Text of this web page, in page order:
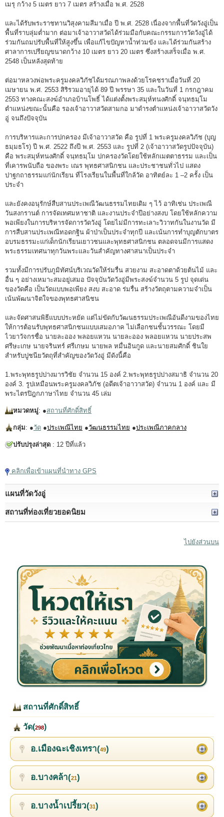
เมรุ กว้าง 5 เมตร ยาว 7 เมตร สร้างเมื่อ พ.ศ. 2528
และได้รับพระราชทานวิสุงคามสีมาเมื่อ ปี พ.ศ. 2528 เนื่องจากพื้นที่วัดวังอู่เป็น
พื้นที่ราบลุ่มต่ำมาก ต่อมาเจ้าอาวาสวัดได้ร่วมมือกับคณะกรรมการวัดวังอู่ได้
ร่วมกันถมปรับพื้นที่ให้สูงขึ้น เพื่อแก้ไขปัญหาน้ำท่วมขัง และได้ร่วมกันสร้าง
ศาลาการเปรียญขนาดกว้าง 10 เมตร ยาว 20 เมตร ซึ่งสร้างเสร็จเมื่อ พ.ศ.
2548 เป็นหลังสุดท้าย
ต่อมาหลวงพ่อพระครูมงคลวิภัชได้มรณภาพลงด้วยโรคชราเมื่อวันที่ 20
เมษายน พ.ศ. 2553 สิริรวมอายุได้ 89 ปี พรรษา 35 และในวันที่ 1 กรกฎาคม
2553 ทางคณะสงฆ์อำเภอบ้านโพธิ์ ได้แต่งตั้งพระสมุห์ทนงศักดิ์ จนฺทธมฺโม
ตำแหน่งขณะนั้นคือ รองเจ้าอาวาสวัดสามกอ มาดำรงตำแหน่งเจ้าอาวาสวัดวัง
อู่ จนถึงปัจจุบัน
การบริหารและการปกครอง มีเจ้าอาวาสวัด คือ รูปที่ 1 พระครูมงคลวิภัช (บุญ
ธมฺมธโร) ปี พ.ศ. 2522 ถึงปี พ.ศ. 2553 และ รูปที่ 2 (เจ้าอาวาสวัดรูปปัจจุบัน)
คือ พระสมุห์ทนงศักดิ์ จนฺทธมฺโม ปกครองวัดโดยใช้หลักเมตตาธรรม และเป็น
ที่เคารพนับถือ ของพระ เณร พุทธศาสนิกชน และประชาชนทั่วไป แสดง
ปาฐกถาธรรมแก่นักเรียน ที่โรงเรียนในพื้นที่ใกล้วัด อาทิตย์ละ 1 –2 ครั้ง เป็น
ประจำ
และยังคงอนุรักษ์สืบสานประเพณีวัฒนธรรมไทยเดิม ๆ ไว้ อาทิเช่น ประเพณี
วันสงกรานต์ การจัดเทศมหาชาติ และงานประจำปีอย่างสงบ โดยใช้หลักความ
พอเพียงในการบริหารจัดการวัดวังอู่ โดยไม่มีการทะเลาะวิวาทกันในงานวัด มี
การสืบสานประเพณีทอดกฐิน ผ้าป่าเป็นประจำทุกปี และเน้นการทำบุญตักบาตร
อบรมธรรมะแก่เด็กนักเรียนเยาวชนและพุทธศาสนิกชน ตลอดจนมีการแสดง
พระธรรมเทศนาทุกวันพระและวันสำคัญทางศาสนาเป็นประจำ
รวมทั้งมีการปรับภูมิทัศน์บริเวณวัดให้ร่มรื่น สวยงาม สะอาดตาด้วยต้นไม้ และ
อื่น ๆ อย่างเหมาะสมอยู่เสมอ ปัจจุบันวัดวังอู่มีพระสงฆ์จำนวน 5 รูป จุดเด่น
ของวัดคือ เป็นวัดแบบพอเพียง สงบ สะอาด ร่มรื่น สร้างวัตถุตามความจำเป็น
เน้นพัฒนาจิตใจของพุทธศาสนิชน
และจัดศาสนพิธีแบบประหยัด แต่ไม่ขัดกับวัฒนธรรมประเพณีอันดีงามของไทย
ให้การต้อนรับพุทธศาสนิกชนแบบเสมอภาค ไม่เลือกชนชั้นวรรณะ โดยมี
ไวยาวัจกรชื่อ นายละออง พลอยแหวน นายละออง พลอยแหวน นายประสพ
ศรีษะเกษ นายจรินทร์ ศรีเกษม นายพล หมื่นอินกูด และนายสมศักดิ์ ชินใย
สำหรับปูชนียวัตถุที่สำคัญของวัดวังอู่ มีดังนี้คือ
1.พระพุทธรูปปางมารวิชัย จำนวน 15 องค์ 2.พระพุทธรูปปางสมาธิ จำนวน 20
องค์ 3. รูปเหมือนพระครูมงคลวิภัช (อดีตเจ้าอาวาสวัด) จำนวน 1 องค์ และ มี
พระไตรปิฎกภาษาไทย จำนวน 45 เล่ม
หมวดหมู่: ●สถานที่ศักดิ์สิทธิ์
กลุ่ม: ●วัด ●ประเพณีไทย ●วัฒนธรรมไทย ●ประเพณีภาคกลาง
ปรับปรุงล่าสุด : 12 ปีที่แล้ว
คลิกเพื่อเข้าแผนที่นำทาง GPS
แผนที่วัดวังอู่
สถานที่ท่องเที่ยวยอดนิยม
ไปยังส่วนบน
สถานที่ศักดิ์สิทธิ์
วัด(298)
อ.เมืองฉะเชิงเทรา(49)
อ.บางคล้า(21)
อ.บางน้ำเปรี้ยว(31)